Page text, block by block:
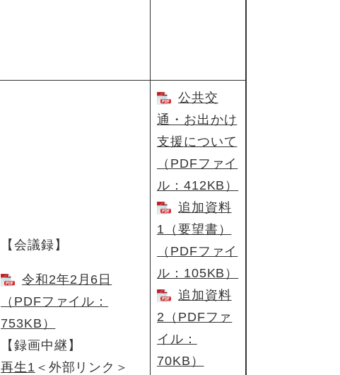
【会議録】
令和2年2月6日
（PDFファイル：
753KB）
【録画中継】
再生1 ＜外部リンク＞
公共交
通・お出かけ
支援について
（PDFファイ
ル：412KB）
追加資料
1（要望書）
（PDFファイ
ル：105KB）
追加資料
2（PDFファ
イル：
70KB）